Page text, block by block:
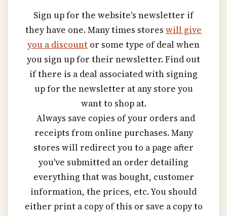
Sign up for the website's newsletter if
they have one. Many times stores will give
you a discount or some type of deal when
you sign up for their newsletter. Find out
if there is a deal associated with signing
up for the newsletter at any store you
want to shop at.
Always save copies of your orders and
receipts from online purchases. Many
stores will redirect you to a page after
you've submitted an order detailing
everything that was bought, customer
information, the prices, etc. You should
either print a copy of this or save a copy to